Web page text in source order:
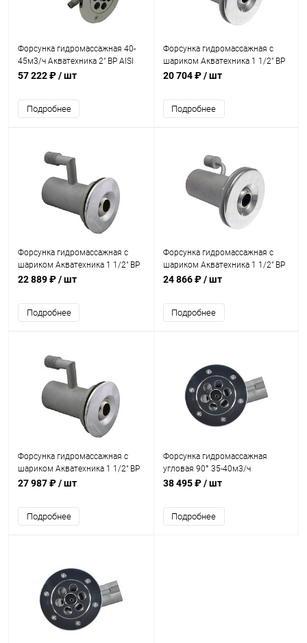
Форсунка гидромассажная 40-
45м3/ч Акватехника 2" ВР AISI
316 (универсал) (AT03.10M)
57 222 ₽/ шт
Подробнее
Форсунка гидромассажная с
шариком Акватехника 1 1/2" ВР
(плитка) (AT03.31)
20 704 ₽/ шт
Подробнее
Форсунка гидромассажная с
шариком Акватехника 1 1/2" ВР
(универсал) (AT03.32)
22 889 ₽/ шт
Подробнее
Форсунка гидромассажная с
шариком Акватехника 1 1/2" ВР
AISI 316 (плитка) (AT03.31M)
24 866 ₽/ шт
Подробнее
Форсунка гидромассажная с
шариком Акватехника 1 1/2" ВР
AISI 316 (универсал) (AT03.32M)
27 987 ₽/ шт
Подробнее
Форсунка гидромассажная
угловая 90° 35-40м3/ч
Акватехника 2" ВР (универсал)
38 495 ₽/ шт
Подробнее